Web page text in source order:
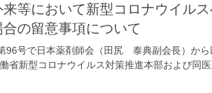
等において新型コロナウイル
の留意事項について
96号で日本薬剤師会（田尻 泰典副会長）か
省新型コロナウイルス対策推進本部および同